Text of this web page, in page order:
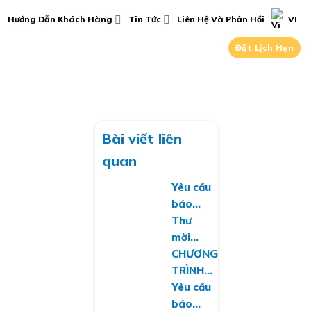
Hướng Dẫn Khách Hàng Tin Tức Liên Hệ Và Phản Hồi VI
Đặt Lịch Hẹn
Bài viết liên
quan
Yêu cầu
báo
giá về
việc
cung
cấp
phần
mềm
Thư
mời
chào
giá
dịch vụ
bảo trì,
CHƯƠNG
TRÌNH
HIẾN
MÁU
Yêu cầu
báo